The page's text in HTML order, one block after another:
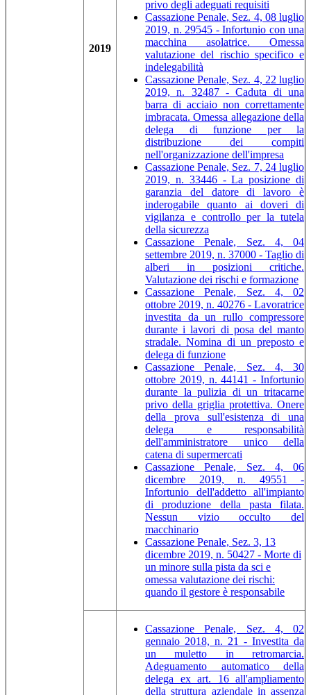
2019
privo degli adeguati requisiti
Cassazione Penale, Sez. 4, 08 luglio
2019, n. 29545 - Infortunio con una
macchina asolatrice. Omessa
valutazione del rischio specifico e
indelegabilità
Cassazione Penale, Sez. 4, 22 luglio
2019, n. 32487 - Caduta di una
barra di acciaio non correttamente
imbracata. Omessa allegazione della
delega di funzione per la
distribuzione dei compiti
nell'organizzazione dell'impresa
Cassazione Penale, Sez. 7, 24 luglio
2019, n. 33446 - La posizione di
garanzia del datore di lavoro è
inderogabile quanto ai doveri di
vigilanza e controllo per la tutela
della sicurezza
Cassazione Penale, Sez. 4, 04
settembre 2019, n. 37000 - Taglio di
alberi in posizioni critiche.
Valutazione dei rischi e formazione
Cassazione Penale, Sez. 4, 02
ottobre 2019, n. 40276 - Lavoratrice
investita da un rullo compressore
durante i lavori di posa del manto
stradale. Nomina di un preposto e
delega di funzione
Cassazione Penale, Sez. 4, 30
ottobre 2019, n. 44141 - Infortunio
durante la pulizia di un tritacarne
privo della griglia protettiva. Onere
della prova sull'esistenza di una
delega e responsabilità
dell'amministratore unico della
catena di supermercati
Cassazione Penale, Sez. 4, 06
dicembre 2019, n. 49551 -
Infortunio dell'addetto all'impianto
di produzione della pasta filata.
Nessun vizio occulto del
macchinario
Cassazione Penale, Sez. 3, 13
dicembre 2019, n. 50427 - Morte di
un minore sulla pista da sci e
omessa valutazione dei rischi:
quando il gestore è responsabile
Cassazione Penale, Sez. 4, 02
gennaio 2018, n. 21 - Investita da
un muletto in retromarcia.
Adeguamento automatico della
delega ex art. 16 all'ampliamento
della struttura aziendale in assenza